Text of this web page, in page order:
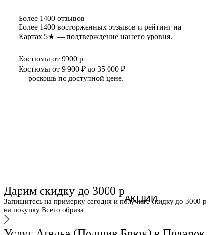
Более 1400 отзывов
Более 1400 восторженных отзывов и рейтинг на
Картах 5★ — подтверждение нашего уровня.
Костюмы от 9900 р
Костюмы от 9 900 ₽ до 35 000 ₽
— роскошь по доступной цене.
АКЦИИ
Дарим скидку до 3000 р
Запишитесь на примерку сегодня и получите скидку до 3000 р
на покупку Всего образа